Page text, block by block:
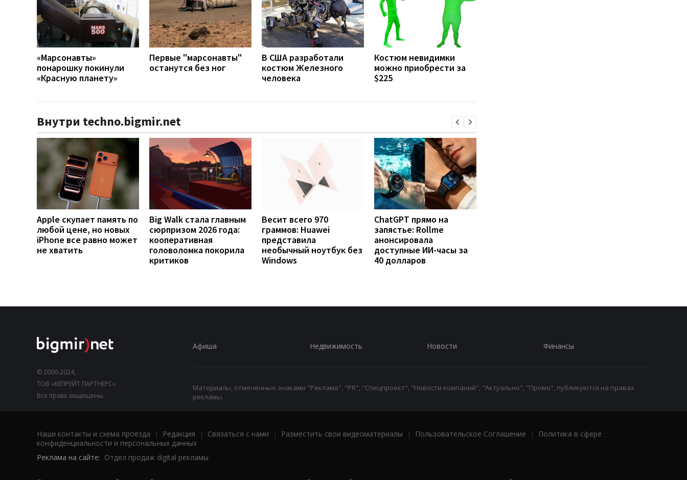
«Марсонавты»
понарошку покинули
«Красную планету»
Первые "марсонавты"
останутся без ног
В США разработали
костюм Железного
человека
Костюм невидимки
можно приобрести за
$225
Внутри techno.bigmir.net
Apple скупает память по
любой цене, но новых
iPhone все равно может
не хватить
Big Walk стала главным
сюрпризом 2026 года:
кооперативная
головоломка покорила
критиков
Весит всего 970
граммов: Huawei
представила
необычный ноутбук без
Windows
ChatGPT прямо на
запястье: Rollme
анонсировала
доступные ИИ-часы за
40 долларов
© 2000-2024,
ТОВ «КЕПРЕЙТ ПАРТНЕРС».
Все права защищены.
Афиша Недвижимость Новости Финансы
Материалы, отмеченные знаками "Реклама", "PR", "Спецпроект", "Новости компаний", "Актуально", "Промо", публикуются на правах
рекламы.
Наши контакты и схема проезда | Редакция | Связаться с нами | Разместить свои видеоматериалы | Пользовательское Соглашение |
Политика в сфере
конфиденциальности и персональных данных
Реклама на сайте: Отдел продаж digital рекламы